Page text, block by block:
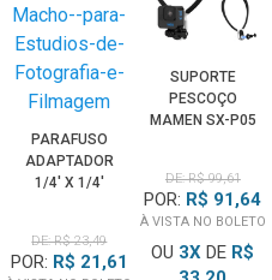
PARAFUSO
ADAPTADOR
1/4' X 1/4'
FOTOGRAFIA E
FILMAGEM
DE: R$ 23,49
POR: R$ 21,61
SUPORTE
PESCOÇO
MAMEN SX-P05
CÂMERAS DE
AÇÃO (PRETO)
DE: R$ 99,61
POR: R$ 91,64
À VISTA NO BOLETO
OU 3X DE R$